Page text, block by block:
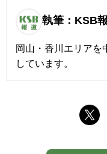
執筆：KSB
岡山・香川エリアを
しています。